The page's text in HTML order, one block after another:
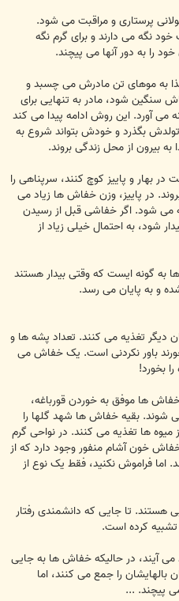
پرستاری و مراقبت می شود.
نگه می دارند و برای گرم نگه
را به دور آنها می پیچند.
به موهای تن مادرش می چسبد و
سنگین شود، مادر به تنهایی برای
می آورد. این روش ادامه پیدا می کند
بگذرد و خودش بتواند شروع به
به بیرون از محل زندگی بروند.
و پاییز کوچ کنند، سرپناهی را
در پاییز، وزن خفاش ها زیاد می
می شود. اگر خفاشی قبل از رسیدن
شود، به احتمال خیلی زیاد از
به گونه ایست که وقتی بیدار هستند
و به پایان می رسد.
دیگر تغذیه می کنند. تعداد پشه ها و
باور نکردنی است. یک خفاش می
ها موفق به خوردن قورباغه،
شوند. بقیه خفاش ها شهد گلها را
میوه ها تغذیه می کنند. در نواحی گرم
خون آشام منفور وجود دارد که از
اما فراموش نکنید، فقط یک نوع از
هستند. تا جایی که دانشمندی رفتار
کرده است.
می آیند، در حالیکه خفاش ها به جایی
بالهایشان را جمع می کنند، اما
پیچند. ...